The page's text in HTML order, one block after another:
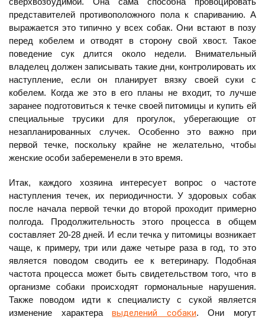
представителей противоположного пола к спариванию. А
выражается это типично у всех собак. Они встают в позу
перед кобелем и отводят в сторону свой хвост. Такое
поведение сук длится около недели. Внимательный
владелец должен записывать такие дни, контролировать их
наступление, если он планирует вязку своей суки с
кобелем. Когда же это в его планы не входит, то лучше
заранее подготовиться к течке своей питомицы и купить ей
специальные трусики для прогулок, уберегающие от
незапланированных случек. Особенно это важно при
первой течке, поскольку крайне не желательно, чтобы
женские особи забеременели в это время.
Итак, каждого хозяина интересует вопрос о частоте
наступления течек, их периодичности. У здоровых собак
после начала первой течки до второй проходит примерно
полгода. Продолжительность этого процесса в общем
составляет 20-28 дней. И если течка у питомицы возникает
чаще, к примеру, три или даже четыре раза в год, то это
является поводом сводить ее к ветеринару. Подобная
частота процесса может быть свидетельством того, что в
организме собаки происходят гормональные нарушения.
Также поводом идти к специалисту с сукой является
изменение характеравыделений собаки. Они могут